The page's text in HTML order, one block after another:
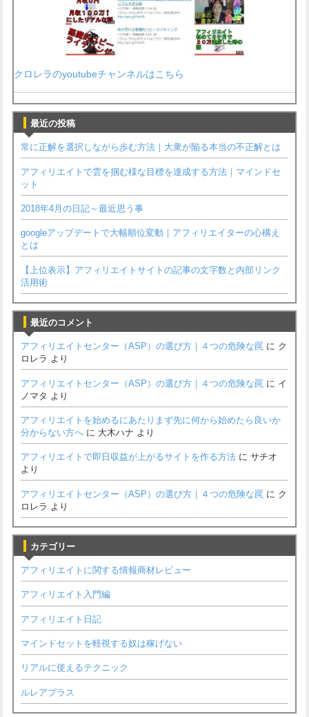
クロレラのyoutubeチャンネルはこちら
最近の投稿
常に正解を選択しながら歩む方法｜大衆が陥る本当の不正解とは
アフィリエイトで雲を掴む様な目標を達成する方法｜マインドセ
ット
2018年4月の日記～最近思う事
googleアップデートで大幅順位変動｜アフィリエイターの心構え
とは
【上位表示】アフィリエイトサイトの記事の文字数と内部リンク
活用術
最近のコメント
アフィリエイトセンター（ASP）の選び方｜４つの危険な罠に ク
ロレラ より
アフィリエイトセンター（ASP）の選び方｜４つの危険な罠 に イ
ノマタ より
アフィリエイトを始めるにあたりまず先に何から始めたら良いか
分からない方へに 大木ハナ より
アフィリエイトで即日収益が上がるサイトを作る方法に サチオ
より
アフィリエイトセンター（ASP）の選び方｜４つの危険な罠 に ク
ロレラ より
カテゴリー
アフィリエイトに関する情報商材レビュー
アフィリエイト入門編
アフィリエイト日記
マインドセットを軽視する奴は稼げない
リアルに使えるテクニック
ルレアプラス